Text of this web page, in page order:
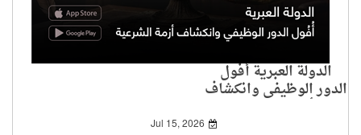
الدولة العبرية أُفُول
الدور الوظيفي وانكشاف
أزمة الشرعية
Jul 15, 2026